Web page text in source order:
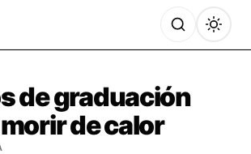
de graduación
de calor